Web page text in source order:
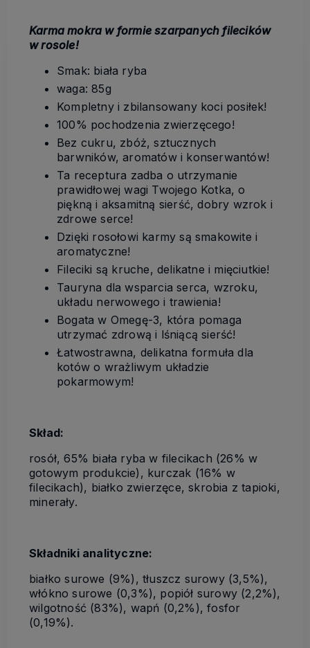
Karma mokra w formie szarpanych filecików
w rosole!
Smak: biała ryba
waga: 85g
Kompletny i zbilansowany koci posiłek!
100% pochodzenia zwierzęcego!
Bez cukru, zbóż, sztucznych
barwników, aromatów i konserwantów!
Ta receptura zadba o utrzymanie
prawidłowej wagi Twojego Kotka, o
piękną i aksamitną sierść, dobry wzrok i
zdrowe serce!
Dzięki rosołowi karmy są smakowite i
aromatyczne!
Fileciki są kruche, delikatne i mięciutkie!
Tauryna dla wsparcia serca, wzroku,
układu nerwowego i trawienia!
Bogata w Omegę-3, która pomaga
utrzymać zdrową i lśniącą sierść!
Łatwostrawna, delikatna formuła dla
kotów o wrażliwym układzie
pokarmowym!
Skład:
rosół, 65% biała ryba w filecikach (26% w
gotowym produkcie), kurczak (16% w
filecikach), białko zwierzęce, skrobia z tapioki,
minerały.
Składniki analityczne:
białko surowe (9%), tłuszcz surowy (3,5%),
włókno surowe (0,3%), popiół surowy (2,2%),
wilgotność (83%), wapń (0,2%), fosfor
(0,19%).